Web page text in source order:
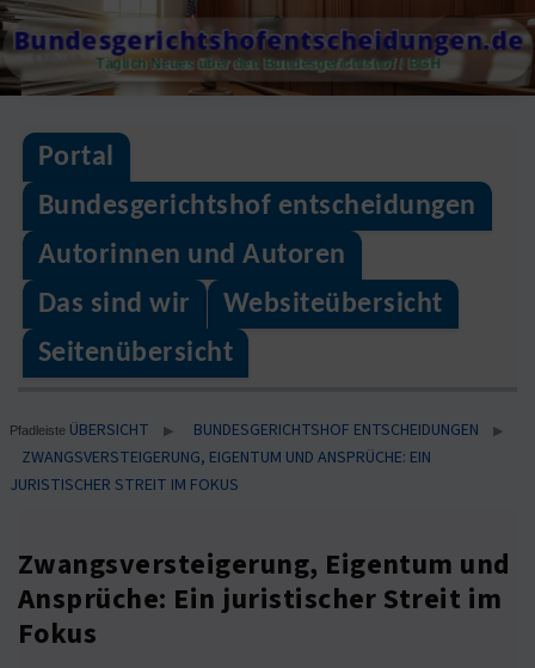
Skip
to
content
Bundesgerichtshofentscheidungen.de
Täglich Neues über den Bundesgerichtshof / BGH
Portal
Bundesgerichtshof entscheidungen
Autorinnen und Autoren
Das sind wir
Websiteübersicht
Seitenübersicht
Pfadleiste ÜBERSICHT ▶ BUNDESGERICHTSHOF ENTSCHEIDUNGEN ▶
ZWANGSVERSTEIGERUNG, EIGENTUM UND ANSPRÜCHE: EIN
JURISTISCHER STREIT IM FOKUS
Zwangsversteigerung, Eigentum und
Ansprüche: Ein juristischer Streit im
Fokus